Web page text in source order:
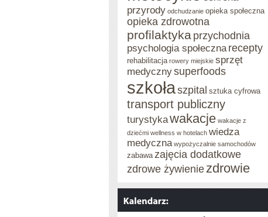
przyrody odchudzanie opieka społeczna
opieka zdrowotna
profilaktyka przychodnia
psychologia społeczna recepty
rehabilitacja rowery miejskie sprzęt
medycznysuperfoods
szkołaszpital sztuka cyfrowa
transport publiczny
turystykawakacje wakacje z
dziećmi wellness w hotelach wiedza
medyczna wypożyczalnie samochodów
zabawa zajęcia dodatkowe
zdrowe żywienie zdrowie